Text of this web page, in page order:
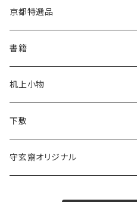
長栄堂
菊壽堂
唐筆
あかしや
長栄堂
菊壽堂
半切
1.75×7.5
半紙
半切
1.75×7.5
かな用
漢字用
かな用
京都特選品
書籍
机上小物
下敷
守玄齋オリジナル